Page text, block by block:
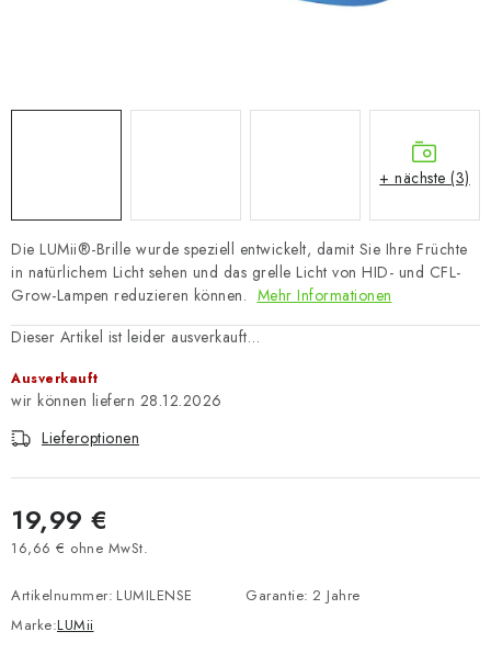
Die LUMii®-Brille wurde speziell entwickelt, damit Sie Ihre Früchte
in natürlichem Licht sehen und das grelle Licht von HID- und CFL-
Grow-Lampen reduzieren können. Mehr Informationen
Dieser Artikel ist leider ausverkauft…
Ausverkauft
28.12.2026
Lieferoptionen
19,99 €
16,66 € ohne MwSt.
Artikelnummer: LUMILENSE
Marke:LUMii
Garantie: 2 Jahre
+ nächste (3)